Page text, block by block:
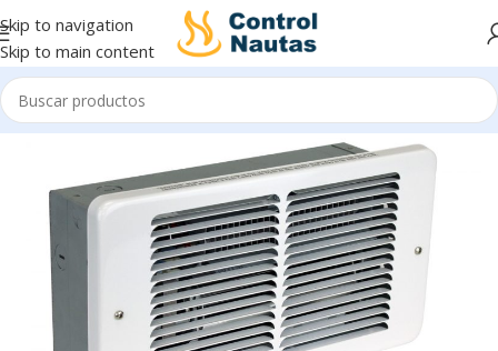
Skip to navigation
Skip to main content
Inicio Calentadores Eléctricos